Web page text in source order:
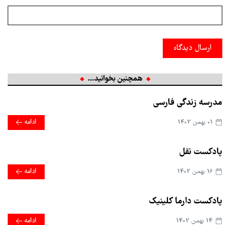
ارسال دیدگاه
همچنین بخوانید...
مدرسه زندگی فارسی
ادامه
پادکست نقل
ادامه
پادکست دارما کلینیک
ادامه